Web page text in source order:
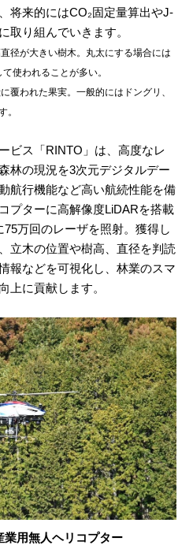
将来的にはCO₂固定量算出やJ-
取り組んでいきます。
が大きい樹木。丸太にする場合には
使われることが多い。
われた果実。一般的にはドングリ、
。
ビス「RINTO」は、高度なレ
林の現況を3次元デジタルデー
航行機能など高い航続性能を備
プターに高解像度LiDARを搭載
万回のレーザを照射。獲得し
立木の位置や樹高、直径を判読
報などを可視化し、林業のスマ
上に貢献します。
業用無人ヘリコプター